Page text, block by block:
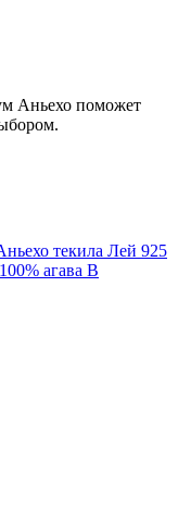
Аньехо поможет
текила Лей 925
100% агава В